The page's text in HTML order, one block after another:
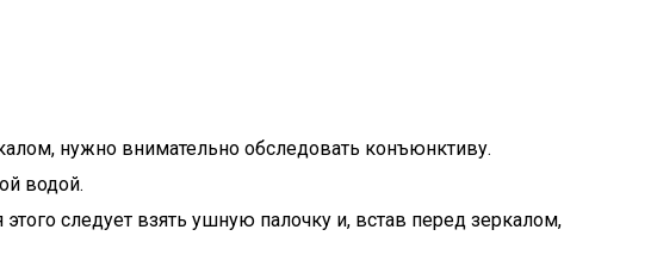
нужно внимательно обследовать конъюнктиву.
водой.
этого следует взять ушную палочку и, встав перед зеркалом,